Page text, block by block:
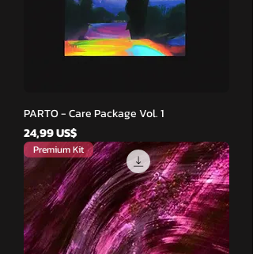
PARTO - Care Package Vol. 1
Cena
24,99 US$
Premium Kit